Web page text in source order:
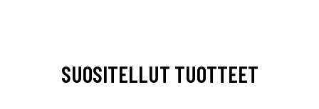
SUOSITELLUT TUOTTEET